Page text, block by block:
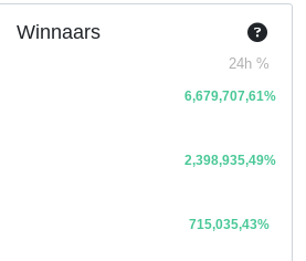
Winnaars
24h %
6,679,707,61%
2,398,935,49%
715,035,43%